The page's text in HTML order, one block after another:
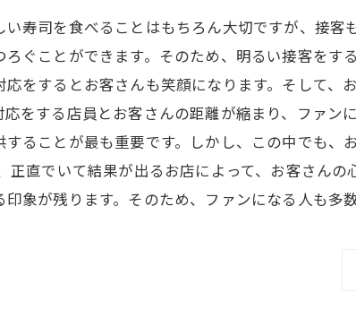
い寿司を食べることはもちろん大切ですが、接
ろぐことができます。そのため、明るい接客を
応をするとお客さんも笑顔になります。そして
をする店員とお客さんの距離が縮まり、ファン
することが最も重要です。しかし、この中でも
正直でいて結果が出るお店によって、お客さん
象が残ります。そのため、ファンになる人も多